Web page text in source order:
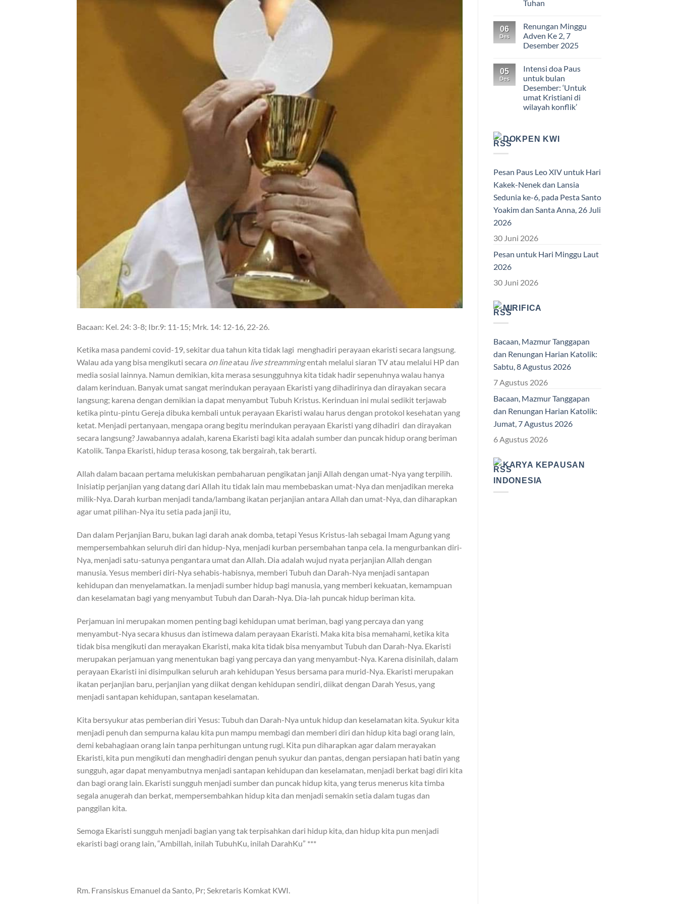
Bacaan: Kel. 24: 3-8; Ibr.9: 11-15; Mrk. 14: 12-16, 22-26.
Ketika masa pandemi covid-19, sekitar dua tahun kita tidak lagi menghadiri perayaan ekaristi secara langsung.
Walau ada yang bisa mengikuti secara on lineatau live streammingentah melalui siaran TV atau melalui HP dan
media sosial lainnya. Namun demikian, kita merasa sesungguhnya kita tidak hadir sepenuhnya walau hanya
dalam kerinduan. Banyak umat sangat merindukan perayaan Ekaristi yang dihadirinya dan dirayakan secara
langsung; karena dengan demikian ia dapat menyambut Tubuh Kristus. Kerinduan ini mulai sedikit terjawab
ketika pintu-pintu Gereja dibuka kembali untuk perayaan Ekaristi walau harus dengan protokol kesehatan yang
ketat. Menjadi pertanyaan, mengapa orang begitu merindukan perayaan Ekaristi yang dihadiri dan dirayakan
secara langsung? Jawabannya adalah, karena Ekaristi bagi kita adalah sumber dan puncak hidup orang beriman
Katolik. Tanpa Ekaristi, hidup terasa kosong, tak bergairah, tak berarti.
Allah dalam bacaan pertama melukiskan pembaharuan pengikatan janji Allah dengan umat-Nya yang terpilih.
Inisiatip perjanjian yang datang dari Allah itu tidak lain mau membebaskan umat-Nya dan menjadikan mereka
milik-Nya. Darah kurban menjadi tanda/lambang ikatan perjanjian antara Allah dan umat-Nya, dan diharapkan
agar umat pilihan-Nya itu setia pada janji itu,
Dan dalam Perjanjian Baru, bukan lagi darah anak domba, tetapi Yesus Kristus-lah sebagai Imam Agung yang
mempersembahkan seluruh diri dan hidup-Nya, menjadi kurban persembahan tanpa cela. Ia mengurbankan diri-
Nya, menjadi satu-satunya pengantara umat dan Allah. Dia adalah wujud nyata perjanjian Allah dengan
manusia. Yesus memberi diri-Nya sehabis-habisnya, memberi Tubuh dan Darah-Nya menjadi santapan
kehidupan dan menyelamatkan. Ia menjadi sumber hidup bagi manusia, yang memberi kekuatan, kemampuan
dan keselamatan bagi yang menyambut Tubuh dan Darah-Nya. Dia-lah puncak hidup beriman kita.
Perjamuan ini merupakan momen penting bagi kehidupan umat beriman, bagi yang percaya dan yang
menyambut-Nya secara khusus dan istimewa dalam perayaan Ekaristi. Maka kita bisa memahami, ketika kita
tidak bisa mengikuti dan merayakan Ekaristi, maka kita tidak bisa menyambut Tubuh dan Darah-Nya. Ekaristi
merupakan perjamuan yang menentukan bagi yang percaya dan yang menyambut-Nya. Karena disinilah, dalam
perayaan Ekaristi ini disimpulkan seluruh arah kehidupan Yesus bersama para murid-Nya. Ekaristi merupakan
ikatan perjanjian baru, perjanjian yang diikat dengan kehidupan sendiri, diikat dengan Darah Yesus, yang
menjadi santapan kehidupan, santapan keselamatan.
Kita bersyukur atas pemberian diri Yesus: Tubuh dan Darah-Nya untuk hidup dan keselamatan kita. Syukur kita
menjadi penuh dan sempurna kalau kita pun mampu membagi dan memberi diri dan hidup kita bagi orang lain,
demi kebahagiaan orang lain tanpa perhitungan untung rugi. Kita pun diharapkan agar dalam merayakan
Ekaristi, kita pun mengikuti dan menghadiri dengan penuh syukur dan pantas, dengan persiapan hati batin yang
sungguh, agar dapat menyambutnya menjadi santapan kehidupan dan keselamatan, menjadi berkat bagi diri kita
dan bagi orang lain. Ekaristi sungguh menjadi sumber dan puncak hidup kita, yang terus menerus kita timba
segala anugerah dan berkat, mempersembahkan hidup kita dan menjadi semakin setia dalam tugas dan
panggilan kita.
Semoga Ekaristi sungguh menjadi bagian yang tak terpisahkan dari hidup kita, dan hidup kita pun menjadi
ekaristi bagi orang lain, “Ambillah, inilah TubuhKu, inilah DarahKu” ***
Rm. Fransiskus Emanuel da Santo, Pr; Sekretaris Komkat KWI.
Tuhan
06
Des
Renungan Minggu
Adven Ke 2, 7
Desember 2025
05
Des
Intensi doa Paus
untuk bulan
Desember: ‘Untuk
umat Kristiani di
wilayah konflik’
DOKPEN KWI
Pesan Paus Leo XIV untuk Hari
Kakek-Nenek dan Lansia
Sedunia ke-6, pada Pesta Santo
Yoakim dan Santa Anna, 26 Juli
2026
30 Juni 2026
Pesan untuk Hari Minggu Laut
2026
30 Juni 2026
MIRIFICA
Bacaan, Mazmur Tanggapan
dan Renungan Harian Katolik:
Sabtu, 8 Agustus 2026
7 Agustus 2026
Bacaan, Mazmur Tanggapan
dan Renungan Harian Katolik:
Jumat, 7 Agustus 2026
6 Agustus 2026
KARYA KEPAUSAN
INDONESIA